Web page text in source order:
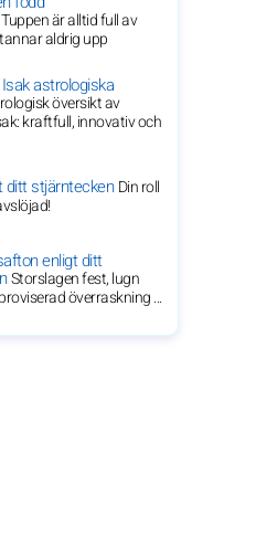
Tuppen är alltid full av
aldrig upp
astrologiska
översikt av
kraftfull, innovativ och
ditt stjärnteckenDin roll
enligt ditt
Storslagen fest, lugn
överraskning ...